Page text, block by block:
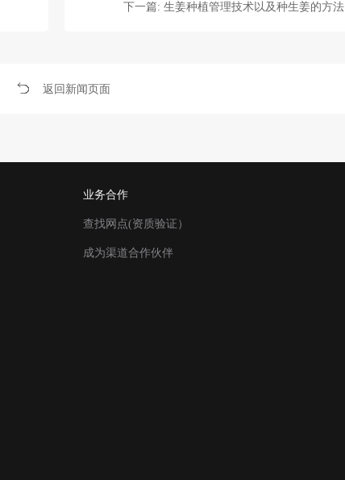
下一篇: 生姜种植管理技术以及种生姜的方法
返回新闻页面
业务合作
查找网点(资质验证）
成为渠道合作伙伴